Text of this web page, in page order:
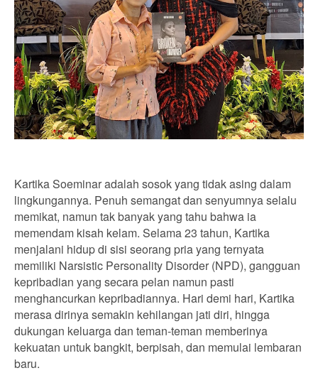
Kartika Soeminar adalah sosok yang tidak asing dalam
lingkungannya. Penuh semangat dan senyumnya selalu
memikat, namun tak banyak yang tahu bahwa ia
memendam kisah kelam. Selama 23 tahun, Kartika
menjalani hidup di sisi seorang pria yang ternyata
memiliki Narsistic Personality Disorder (NPD), gangguan
kepribadian yang secara pelan namun pasti
menghancurkan kepribadiannya. Hari demi hari, Kartika
merasa dirinya semakin kehilangan jati diri, hingga
dukungan keluarga dan teman-teman memberinya
kekuatan untuk bangkit, berpisah, dan memulai lembaran
baru.